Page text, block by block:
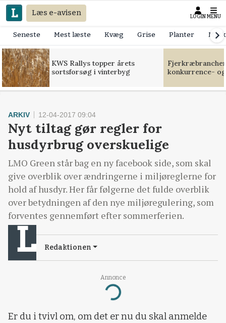
Læs e-avisen LOGIN MENU
Seneste Mest læste Kvæg Grise Planter
KWS Rallys topper årets
sortsforsøg i vinterbyg
konkurrence-
Annonce
Loading...
ARKIV 12-04-2017 09:04
Nyt tiltag gør regler for
husdyrbrug overskuelige
LMO Green står bag en ny facebook side, som skal
give overblik over ændringerne i miljøreglerne for
hold af husdyr. Her får følgerne det fulde overblik
over betydningen af den nye miljøregulering, som
forventes gennemført efter sommerferien.
Redaktionen
Er du i tvivl om, om det er nu du skal anmelde